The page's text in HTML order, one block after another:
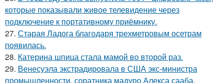
которые показывали живое телевидение через
подключение к портативному приёмнику.
27. Старая Ладога благодаря трехметровым осетрам
появилась.
28. Катерина шпица стала мамой во второй раз.
29. Венесуэла экстрадировала в США экс-министра
промышленности, соратника мадуро Алекса сааба.